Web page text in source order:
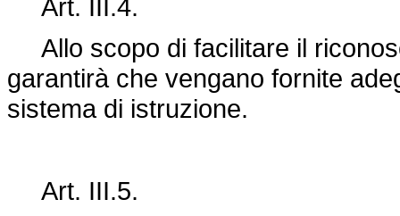
Art. III.4.
Allo scopo di facilitare il
garantirà che vengano fornite
sistema di istruzione.
Art. III.5.